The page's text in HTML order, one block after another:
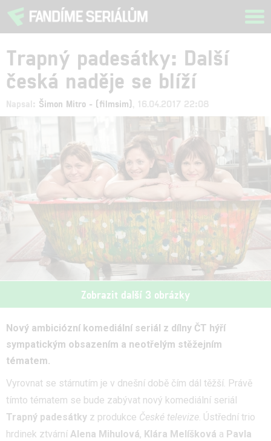
Trapný padesátky: Další
česká naděje se blíží
Napsal: Šimon Mitro - (filmsim) , 16.04.2017 22:08
Zobrazit další 3 obrázky
Nový ambiciózní komediální seriál z dílny ČT hýří
sympatickým obsazením a neotřelým stěžejním
tématem.
Vyrovnat se stárnutím je v dnešní době čím dál těžší. Právě
tímto tématem se bude zabývat nový komediální seriál
Trapný padesátky z produkce České televize. Ústřední trio
hrdinek ztvární Alena Mihulová, Klára Melíšková a Pavla